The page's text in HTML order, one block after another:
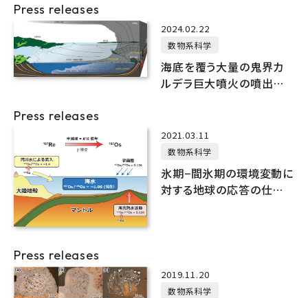
Press releases
2024.02.22
数物系科学
海底を覆う大量の鬼界カ
ルデラ巨大噴火の噴出物
Press releases
2021.03.11
数物系科学
氷期−間氷期の環境変動に
対する地球の応答の仕組
Press releases
2019.11.20
数物系科学